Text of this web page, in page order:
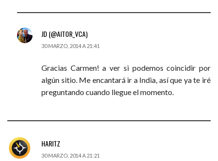
JD (@AITOR_VCA)
30 MARZO, 2014 A 21:41
Gracias Carmen! a ver si podemos coincidir por
algún sitio. Me encantará ir a India, así que ya te iré
preguntando cuando llegue el momento.
HARITZ
30 MARZO, 2014 A 21:21